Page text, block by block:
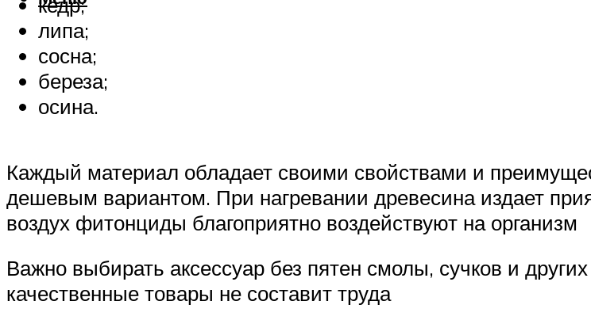
липа;
сосна;
береза;
осина.
Каждый материал обладает своими свойствами и
дешевым вариантом. При нагревании древесина издает
воздух фитонциды благоприятно воздействуют на организм
Важно выбирать аксессуар без пятен смолы, сучков и
качественные товары не составит труда